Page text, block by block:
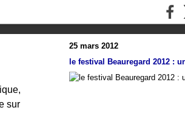
sur
25 mars 2012
le festival Beauregard 2012 :